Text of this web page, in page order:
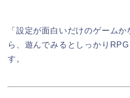
「設定が面白いだけのゲーム
ら、遊んでみるとしっかり
す。